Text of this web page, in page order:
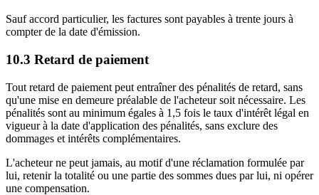
Sauf accord particulier, les factures sont payables à trente jours à
compter de la date d'émission.
10.3 Retard de paiement
Tout retard de paiement peut entraîner des pénalités de retard, sans
qu'une mise en demeure préalable de l'acheteur soit nécessaire. Les
pénalités sont au minimum égales à 1,5 fois le taux d'intérêt légal en
vigueur à la date d'application des pénalités, sans exclure des
dommages et intérêts complémentaires.
L'acheteur ne peut jamais, au motif d'une réclamation formulée par
lui, retenir la totalité ou une partie des sommes dues par lui, ni opérer
une compensation.